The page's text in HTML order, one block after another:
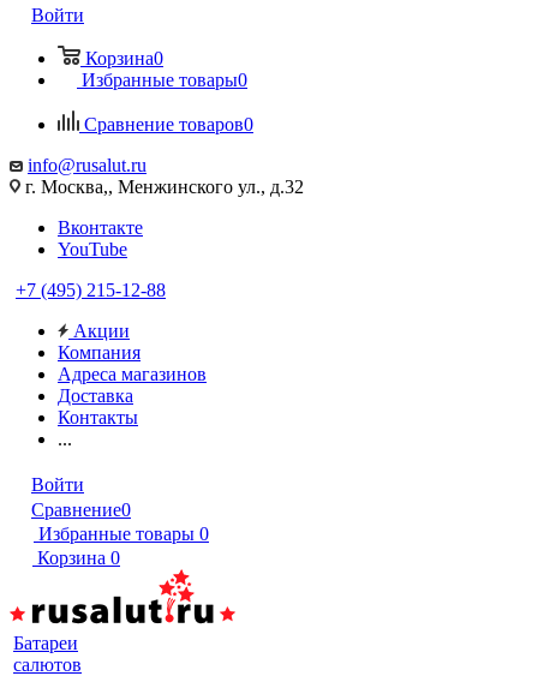
Войти
Корзина0
Избранные товары0
Сравнение товаров0
info@rusalut.ru
г. Москва,, Менжинского ул., д.32
Вконтакте
YouTube
+7 (495) 215-12-88
Акции
Компания
Адреса магазинов
Доставка
Контакты
...
Войти
Сравнение0
Избранные товары 0
Корзина 0
Батареи
салютов